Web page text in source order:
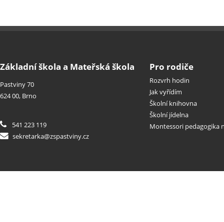
Základní škola a Mateřská škola
Pastviny 70
624 00, Brno
541 223 119
sekretarka@zspastviny.cz
Pro rodiče
Rozvrh hodin
Jak vyřídím
Školní knihovna
Školní jídelna
Montessori pedagogika